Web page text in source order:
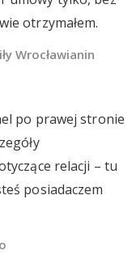
otrzymałem.
Wrocławianin
po prawej stronie
relacji – tu
posiadaczem